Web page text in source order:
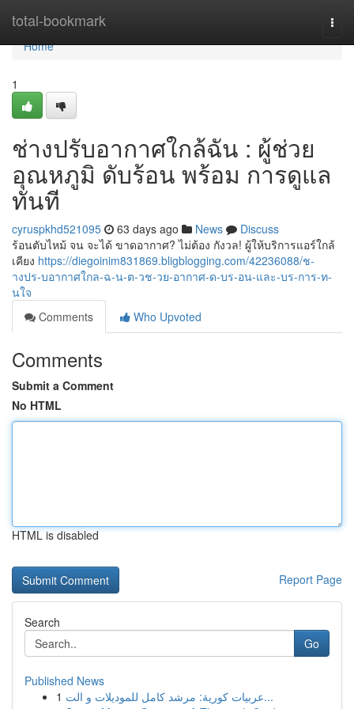
total-bookmark
Home
Home
1
ช่างปรับอากาศใกล้ฉัน : ผู้ช่วย
อุณหภูมิ ดับร้อน พร้อม การดูแล
ทันที
cyruspkhd521095 63 days ago News
Discuss
ร้อนตับไหม้ จน จะได้ ขาดอากาศ? ไม่ต้อง กังวล! ผู้ให้บริการแอร์ใกล้
เคียง https://diegoinim831869.bligblogging.com/42236088/ช-
างปร-บอากาศใกล-ฉ-น-ต-วช-วย-อากาศ-ด-บร-อน-และ-บร-การ-ท-
นใจ
Comments
Who Upvoted
Comments
Submit a Comment
No HTML
HTML is disabled
Report Page
Search
Go
Published News
1
عربيات كورية: مرشد كامل للموديلات و الت...